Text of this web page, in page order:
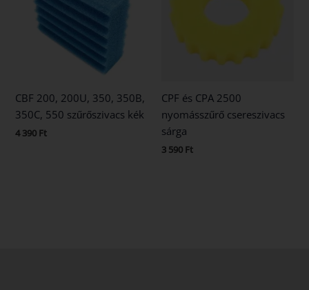
CBF 200, 200U, 350, 350B,
350C, 550 szűrőszivacs kék
4 390 Ft
CPF és CPA 2500
nyomásszűrő csereszivacs
sárga
3 590 Ft